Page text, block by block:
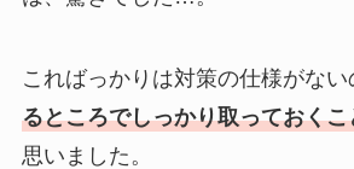
こればっかりは対策の仕様がない
るところでしっかり取っておくこ
思いました。